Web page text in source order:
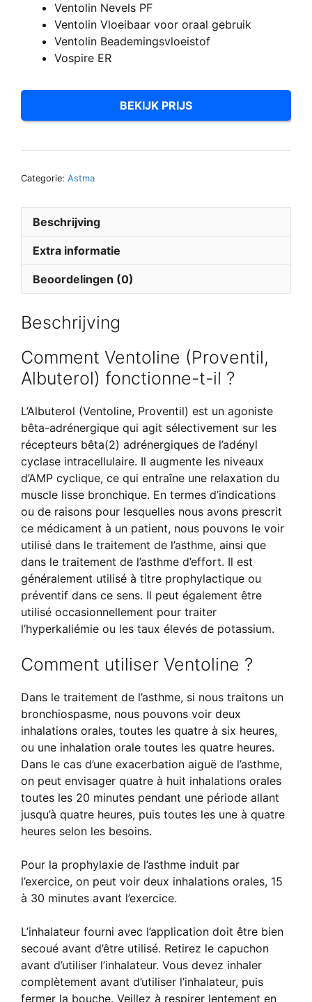
Ventolin Nevels PF
Ventolin Vloeibaar voor oraal gebruik
Ventolin Beademingsvloeistof
Vospire ER
BEKIJK PRIJS
Categorie: Astma
Beschrijving
Extra informatie
Beoordelingen (0)
Beschrijving
Comment Ventoline (Proventil,
Albuterol) fonctionne-t-il ?
L’Albuterol (Ventoline, Proventil) est un agoniste
bêta-adrénergique qui agit sélectivement sur les
récepteurs bêta(2) adrénergiques de l’adényl
cyclase intracellulaire. Il augmente les niveaux
d’AMP cyclique, ce qui entraîne une relaxation du
muscle lisse bronchique. En termes d’indications
ou de raisons pour lesquelles nous avons prescrit
ce médicament à un patient, nous pouvons le voir
utilisé dans le traitement de l’asthme, ainsi que
dans le traitement de l’asthme d’effort. Il est
généralement utilisé à titre prophylactique ou
préventif dans ce sens. Il peut également être
utilisé occasionnellement pour traiter
l’hyperkaliémie ou les taux élevés de potassium.
Comment utiliser Ventoline ?
Dans le traitement de l’asthme, si nous traitons un
bronchiospasme, nous pouvons voir deux
inhalations orales, toutes les quatre à six heures,
ou une inhalation orale toutes les quatre heures.
Dans le cas d’une exacerbation aiguë de l’asthme,
on peut envisager quatre à huit inhalations orales
toutes les 20 minutes pendant une période allant
jusqu’à quatre heures, puis toutes les une à quatre
heures selon les besoins.
Pour la prophylaxie de l’asthme induit par
l’exercice, on peut voir deux inhalations orales, 15
à 30 minutes avant l’exercice.
L’inhalateur fourni avec l’application doit être bien
secoué avant d’être utilisé. Retirez le capuchon
avant d’utiliser l’inhalateur. Vous devez inhaler
complètement avant d’utiliser l’inhalateur, puis
fermer la bouche. Veillez à respirer lentement en